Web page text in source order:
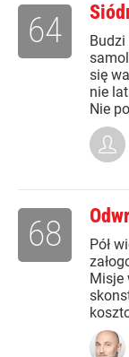
się
nie
Nie
64
Pół
Misje
68